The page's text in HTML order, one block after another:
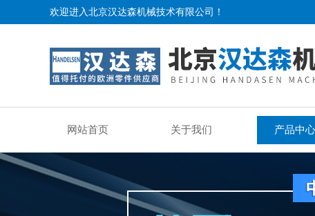
欢迎进入北京汉达森机械技术有限公司！
网站首页 关于我们 产品中心